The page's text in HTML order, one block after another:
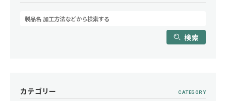
検索
カテゴリー CATEGORY